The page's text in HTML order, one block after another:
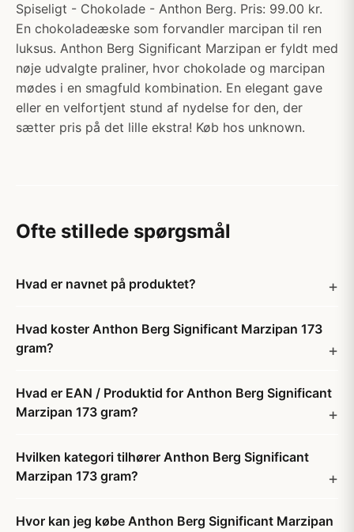
Spiseligt - Chokolade - Anthon Berg. Pris: 99.00 kr.
En chokoladeæske som forvandler marcipan til ren
luksus. Anthon Berg Significant Marzipan er fyldt med
nøje udvalgte praliner, hvor chokolade og marcipan
mødes i en smagfuld kombination. En elegant gave
eller en velfortjent stund af nydelse for den, der
sætter pris på det lille ekstra! Køb hos unknown.
Ofte stillede spørgsmål
Hvad er navnet på produktet?
Hvad koster Anthon Berg Significant Marzipan 173
gram?
Hvad er EAN / Produktid for Anthon Berg Significant
Marzipan 173 gram?
Hvilken kategori tilhører Anthon Berg Significant
Marzipan 173 gram?
Hvor kan jeg købe Anthon Berg Significant Marzipan